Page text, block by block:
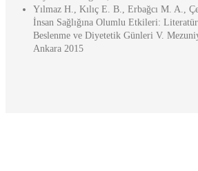
Yılmaz H., Kılıç E. B., Erbağcı M. A.,
İnsan Sağlığına Olumlu Etkileri: Literatür
Beslenme ve Diyetetik Günleri V.
Ankara 2015